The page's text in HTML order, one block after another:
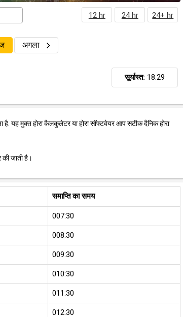
12 hr 24 hr 24+ hr
अगला
सूर्यास्त: 18.29
है. यह मुक्त होरा कैलकुलेटर या होरा सॉफ्टवेयर आप सटीक दैनिक होरा
जाती है।
समाप्ति का समय
007:30
008:30
009:30
010:30
011:30
012:30